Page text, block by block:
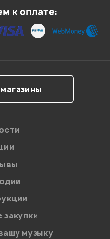
персональных данных в
в отношении обработки
к оплате:
музыку